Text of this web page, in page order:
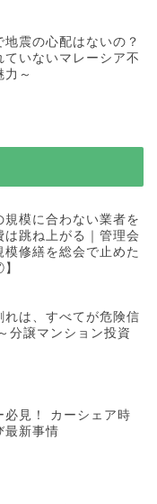
地震の心配はないの？
ていないマレーシア不
力～
規模に合わない業者を
は跳ね上がる｜管理会
模修繕を総会で止めた
れは、すべてが危険信
分譲マンション投資
必見！ カーシェア時
最新事情